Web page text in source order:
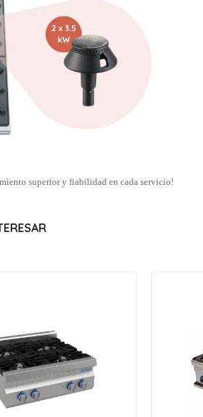
superior y fiabilidad en cada servicio!